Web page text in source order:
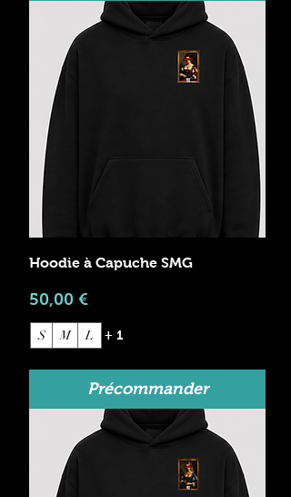
Hoodie à Capuche SMG
Prix
50,00 €
S M L + 1
Précommander